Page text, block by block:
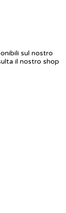
sul nostro
il nostro shop